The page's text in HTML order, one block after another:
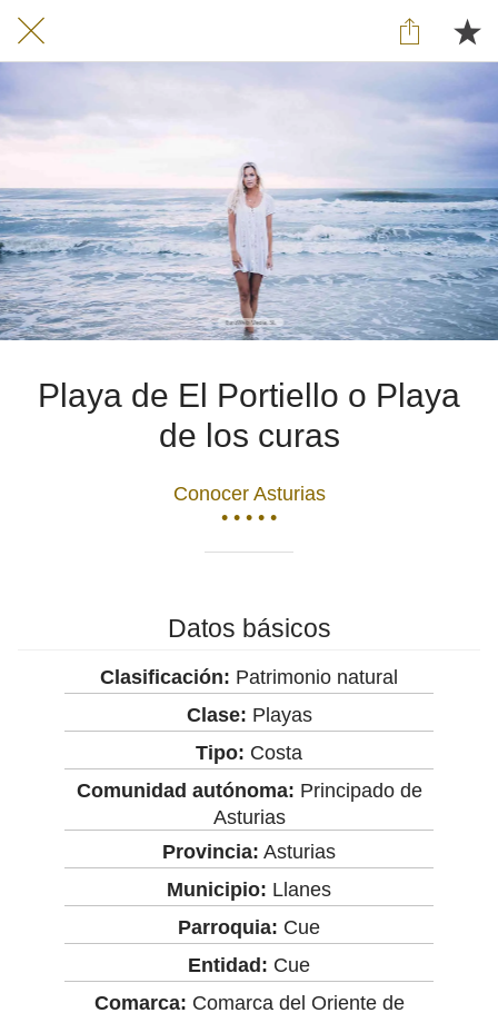
Playa de El Portiello o Playa
de los curas
Conocer Asturias
• • • • •
Datos básicos
Clasificación: Patrimonio natural
Clase: Playas
Tipo: Costa
Comunidad autónoma: Principado de
Asturias
Provincia: Asturias
Municipio: Llanes
Parroquia: Cue
Entidad: Cue
Comarca: Comarca del Oriente de